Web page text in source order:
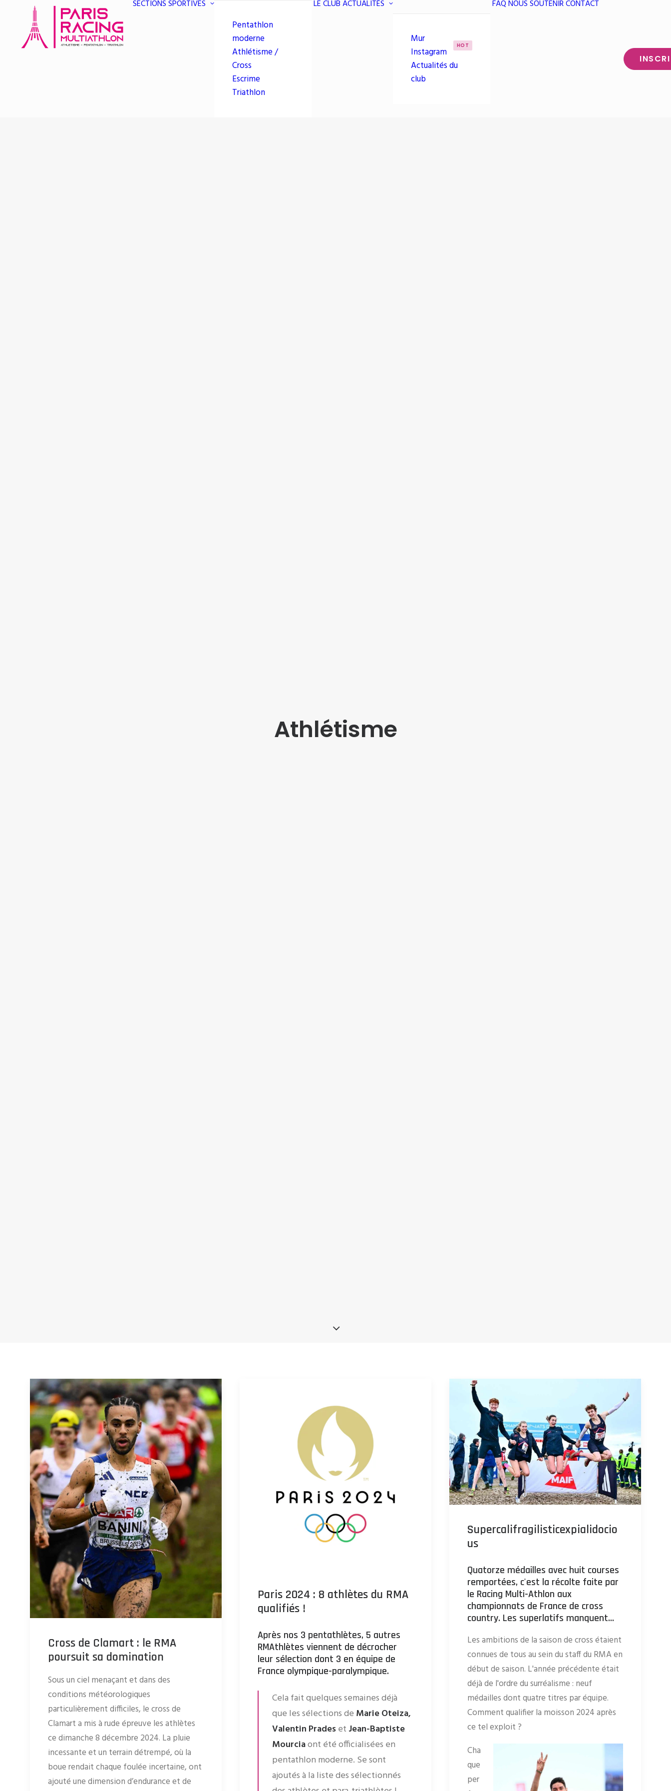
SECTIONS SPORTIVES
Pentathlon
moderne
Athlétisme /
Cross
Escrime
Triathlon
LE CLUBACTUALITÉS
Mur
Instagram
HOT
Actualités du
club
FAQNOUS SOUTENIRCONTACT
Athlétisme
Cross de Clamart : le RMA
poursuit sa domination
Sous un ciel menaçant et dans des
conditions météorologiques
particulièrement difficiles, le cross de
Clamart a mis à rude épreuve les athlètes
ce dimanche 8 décembre 2024. La pluie
incessante et un terrain détrempé, où la
boue rendait chaque foulée incertaine, ont
ajouté une dimension d’endurance et de
Paris 2024 : 8 athlètes du RMA
qualifiés !
Après nos 3 pentathlètes, 5 autres
RMAthlètes viennent de décrocher
leur sélection dont 3 en équipe de
France olympique-paralympique.
Cela fait quelques semaines déjà
que les sélections de Marie Oteiza,
Valentin Pradeset Jean-Baptiste
Mourciaont été officialisées en
pentathlon moderne. Se sont
ajoutés à la liste des sélectionnés
Supercalifragilisticexpialidocio
us
Quatorze médailles avec huit courses
remportées, c'est la récolte faite par
le Racing Multi-Athlon aux
championnats de France de cross
country. Les superlatifs manquent...
Les ambitions de la saison de cross étaient
connues de tous au sein du staff du RMA en
début de saison. L'année précédente était
déjà de l'ordre du surréalisme : neuf
médailles dont quatre titres par équipe.
Comment qualifier la moisson 2024 après
ce tel exploit ?
Cha
que
per